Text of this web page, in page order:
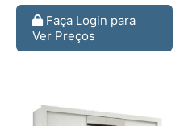
Faça Login para
Ver Preços